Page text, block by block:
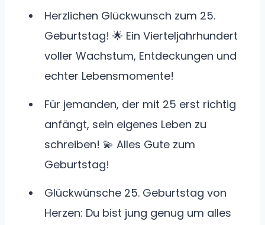
Herzlichen Glückwunsch zum 25.
Geburtstag! 🌟 Ein Vierteljahrhundert
voller Wachstum, Entdeckungen und
echter Lebensmomente!
Für jemanden, der mit 25 erst richtig
anfängt, sein eigenes Leben zu
schreiben! 💫 Alles Gute zum
Geburtstag!
Glückwünsche 25. Geburtstag von
Herzen: Du bist jung genug um alles